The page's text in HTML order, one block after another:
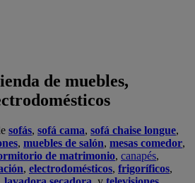
de muebles,
sofás, sofá cama, sofá chaise longue,
, muebles de salón, mesas comedor,
de matrimonio, canapés,
, electrodomésticos, frigoríficos,